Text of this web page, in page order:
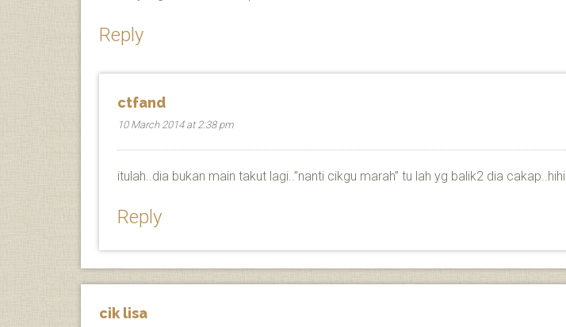
Reply
ctfand
10 March 2014 at 2:38 pm
itulah..dia bukan main takut lagi..”nanti cikgu marah” tu lah yg balik2 dia cakap..hihi
Reply
cik lisa